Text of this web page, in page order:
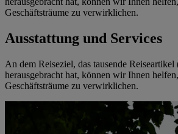
Geschäftsträume zu verwirklichen.
Ausstattung und Services
An dem Reiseziel, das tausende
herausgebracht hat, können wir Ihnen
Geschäftsträume zu verwirklichen.